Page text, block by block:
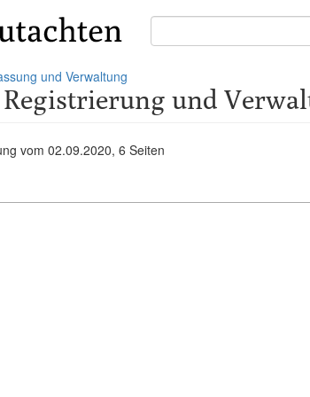
Suche
in
und Verwaltung
Registrierung und
vom 02.09.2020, 6 Seiten